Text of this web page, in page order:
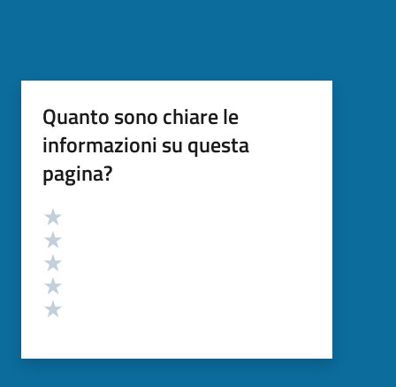
Quanto sono chiare le
informazioni su questa
pagina?
Valutazione